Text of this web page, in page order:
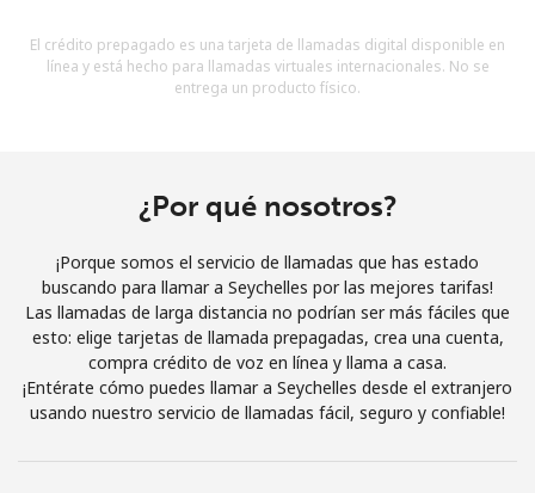
Términos y condiciones.
Únete
¡Hola!
Inicia sesión oREGÍSTRATE →
El crédito prepagado es una tarjeta de llamadas digital disponible en
línea y está hecho para llamadas virtuales internacionales. No se
entrega un producto físico.
¿Por qué nosotros?
¡Porque somos el servicio de llamadas que has estado
buscando para llamar a Seychelles por las mejores tarifas!
Las llamadas de larga distancia no podrían ser más fáciles que
esto: elige tarjetas de llamada prepagadas, crea una cuenta,
compra crédito de voz en línea y llama a casa.
¡Entérate cómo puedes llamar a Seychelles desde el extranjero
usando nuestro servicio de llamadas fácil, seguro y confiable!